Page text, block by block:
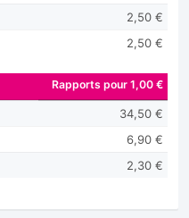
2,50 €
2,50 €
Rapports pour 1,00 €
34,50 €
6,90 €
2,30 €